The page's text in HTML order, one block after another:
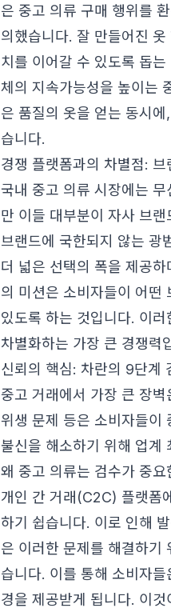
은 중고 의류 구매 행위를
의했습니다. 잘 만들어진
치를 이어갈 수 있도록 돕
체의 지속가능성을 높이는
은 품질의 옷을 얻는 동시
습니다.
경쟁 플랫폼과의 차별점:
국내 중고 의류 시장에는
만 이들 대부분이 자사 브
브랜드에 국한되지 않는 광
더 넓은 선택의 폭을 제공
의 미션은 소비자들이 어떤
있도록 하는 것입니다. 이
차별화하는 가장 큰 경쟁력
신뢰의 핵심: 차란의 9단계
중고 거래에서 가장 큰 장
위생 문제 등은 소비자들이
불신을 해소하기 위해 업계
왜 중고 의류는 검수가 중요
개인 간 거래(C2C) 플랫폼
하기 쉽습니다. 이로 인해
은 이러한 문제를 해결하기
습니다. 이를 통해 소비자
경을 제공받게 됩니다. 이